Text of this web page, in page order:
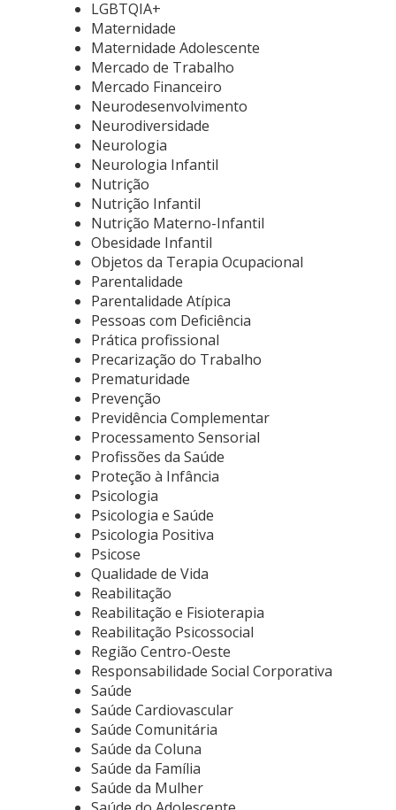
LGBTQIA+
Maternidade
Maternidade Adolescente
Mercado de Trabalho
Mercado Financeiro
Neurodesenvolvimento
Neurodiversidade
Neurologia
Neurologia Infantil
Nutrição
Nutrição Infantil
Nutrição Materno-Infantil
Obesidade Infantil
Objetos da Terapia Ocupacional
Parentalidade
Parentalidade Atípica
Pessoas com Deficiência
Prática profissional
Precarização do Trabalho
Prematuridade
Prevenção
Previdência Complementar
Processamento Sensorial
Profissões da Saúde
Proteção à Infância
Psicologia
Psicologia e Saúde
Psicologia Positiva
Psicose
Qualidade de Vida
Reabilitação
Reabilitação e Fisioterapia
Reabilitação Psicossocial
Região Centro-Oeste
Responsabilidade Social Corporativa
Saúde
Saúde Cardiovascular
Saúde Comunitária
Saúde da Coluna
Saúde da Família
Saúde da Mulher